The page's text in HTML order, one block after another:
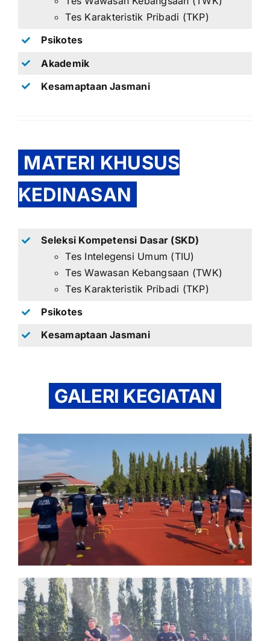
Tes Karakteristik Pribadi (TKP)
Psikotes
Akademik
Kesamaptaan Jasmani
MATERI KHUSUS
KEDINASAN
Seleksi Kompetensi Dasar (SKD)
Tes Intelegensi Umum (TIU)
Tes Wawasan Kebangsaan (TWK)
Tes Karakteristik Pribadi (TKP)
Psikotes
Kesamaptaan Jasmani
GALERI KEGIATAN